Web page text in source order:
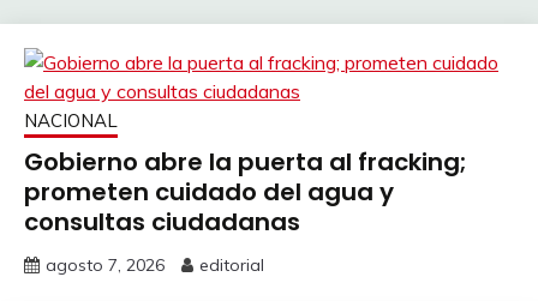
NACIONAL
Gobierno abre la puerta al fracking;
prometen cuidado del agua y
consultas ciudadanas
agosto 7, 2026 editorial